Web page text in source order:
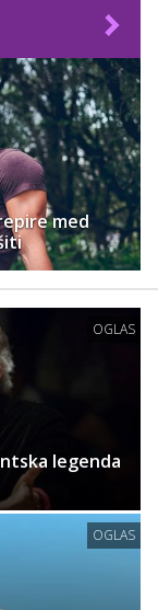
med
OGLAS
legenda
OGLAS